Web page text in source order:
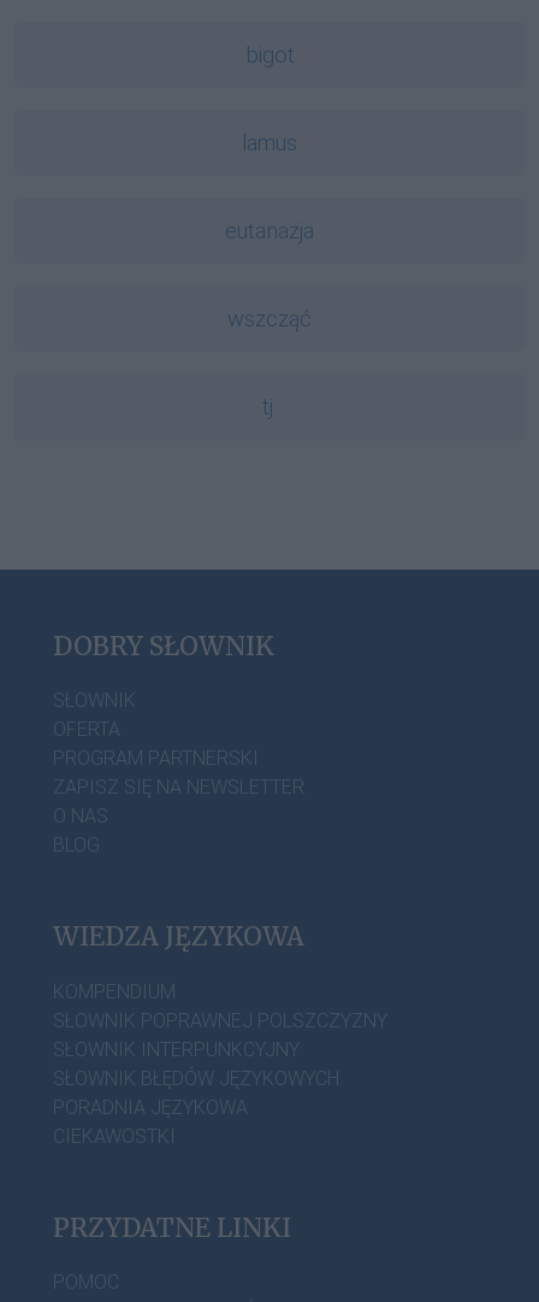
bigot
lamus
eutanazja
wszcząć
tj.
DOBRY SŁOWNIK
SŁOWNIK
OFERTA
PROGRAM PARTNERSKI
ZAPISZ SIĘ NA NEWSLETTER
O NAS
BLOG
WIEDZA JĘZYKOWA
KOMPENDIUM
SŁOWNIK POPRAWNEJ POLSZCZYZNY
SŁOWNIK INTERPUNKCYJNY
SŁOWNIK BŁĘDÓW JĘZYKOWYCH
PORADNIA JĘZYKOWA
CIEKAWOSTKI
PRZYDATNE LINKI
POMOC